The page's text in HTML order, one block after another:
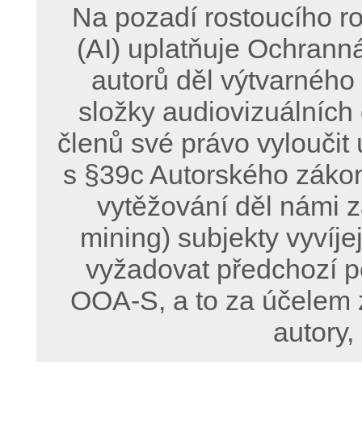
Na pozadí rostoucího
(AI) uplatňuje
autorů děl
složky
členů své právo
s §39c Autorského
vytěžování děl námi
mining) subjekty
vyžadovat předchozí
OOA-S, a to za